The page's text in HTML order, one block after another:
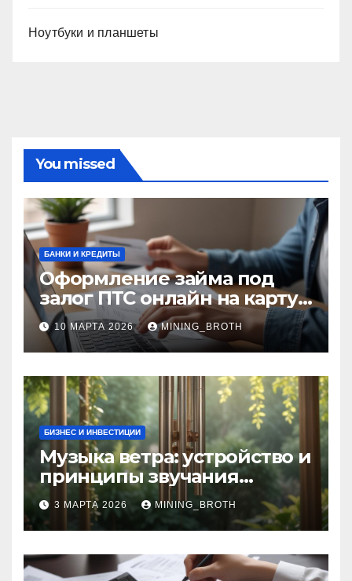
Ноутбуки и планшеты
You missed
БАНКИ И КРЕДИТЫ
Оформление займа под
залог ПТС онлайн на карту
без визита в офис: порядок,
требования и документы
10 МАРТА 2026 MINING_BROTH
БИЗНЕС И ИНВЕСТИЦИИ
Музыка ветра: устройство и
принципы звучания
колокольчиков
3 МАРТА 2026 MINING_BROTH